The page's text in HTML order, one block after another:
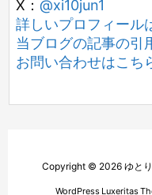
X： @xi10jun1
詳しいプロフィール
当ブログの記事の引
お問い合わせはこち
Copyright © 2026 ゆと
WordPress Luxeritas